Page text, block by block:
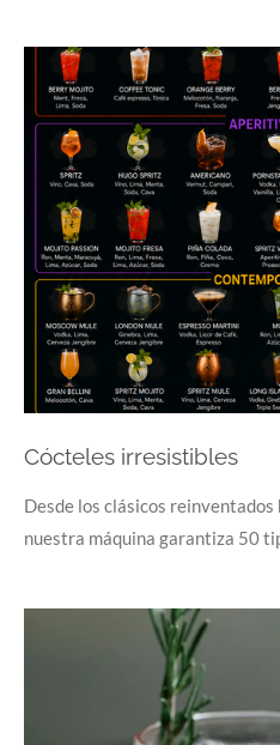
Cócteles irresistibles
Desde los clásicos
nuestra máquina garantiza 50